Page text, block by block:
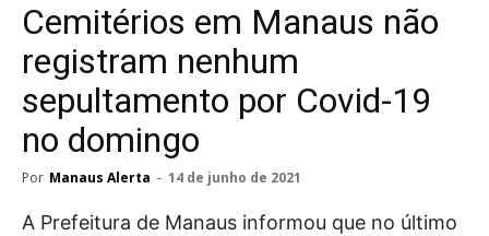
Cemitérios em Manaus não
registram nenhum
sepultamento por Covid-19
no domingo
Por Manaus Alerta - 14 de junho de 2021
A Prefeitura de Manaus informou que no último